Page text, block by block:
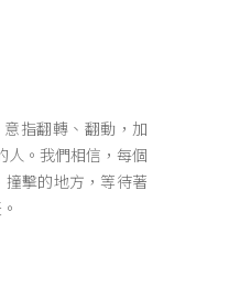
意指翻轉、翻動，加
人。我們相信，每個
擊的地方，等待著